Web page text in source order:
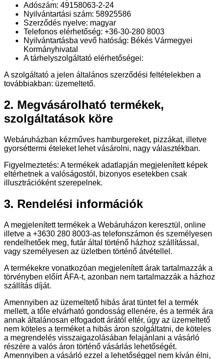
Adószám: 49158063-2-24
Nyilvántartási szám: 58925586
Szerződés nyelve: magyar
Telefonos elérhetőség: +36-30-280 8003
Nyilvántartásba vevő hatóság: Békés Vármegyei
Kormányhivatal
A tárhelyszolgáltató elérhetőségei:
A szolgáltató a jelen általános szerződési feltételekben a
továbbiakban: üzemeltető.
2. Megvásárolható termékek,
szolgáltatások köre
Webáruházban kézműves hamburgereket, pizzákat, illetve
gyorséttermi ételeket lehet vásárolni, nagy választékban.
Figyelmeztetés: A termékek adatlapján megjelenített képek
eltérhetnek a valóságostól, bizonyos esetekben csak
illusztrációként szerepelnek.
3. Rendelési információk
A megjelenített termékek a Webáruházon keresztül, online
illetve a +3630 280 8003-as telefonszámon és személyesen
rendelhetőek meg, futár által történő házhoz szállítással,
vagy személyesen az üzletben történő átvétellel.
A termékekre vonatkozóan megjelenített árak tartalmazzák a
törvényben előírt ÁFA-t, azonban nem tartalmazzák a házhoz
szállítás díját.
Amennyiben az üzemeltető hibás árat tüntet fel a termék
mellett, a tőle elvárható gondosság ellenére, és a termék ára
annak általánosan elfogadott árától eltér, úgy az üzemeltető
nem köteles a terméket a hibás áron szolgáltatni, de köteles
a megrendelés visszaigazolásában felajánlani a vásárló
részére a valós áron történő vásárlás lehetőségét.
Amennyiben a vásárló ezzel a lehetőséggel nem kíván élni,